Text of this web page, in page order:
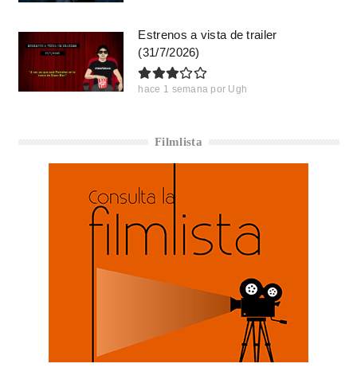
Estrenos a vista de trailer
(31/7/2026)
hace 1 semana por Ugh
Filmlista